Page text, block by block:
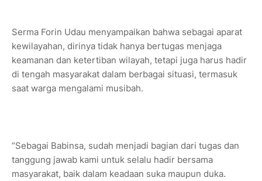
‎Serma Forin Udau menyampaikan bahwa sebagai aparat
kewilayahan, dirinya tidak hanya bertugas menjaga
keamanan dan ketertiban wilayah, tetapi juga harus hadir
di tengah masyarakat dalam berbagai situasi, termasuk
saat warga mengalami musibah.
‎“Sebagai Babinsa, sudah menjadi bagian dari tugas dan
tanggung jawab kami untuk selalu hadir bersama
masyarakat, baik dalam keadaan suka maupun duka.